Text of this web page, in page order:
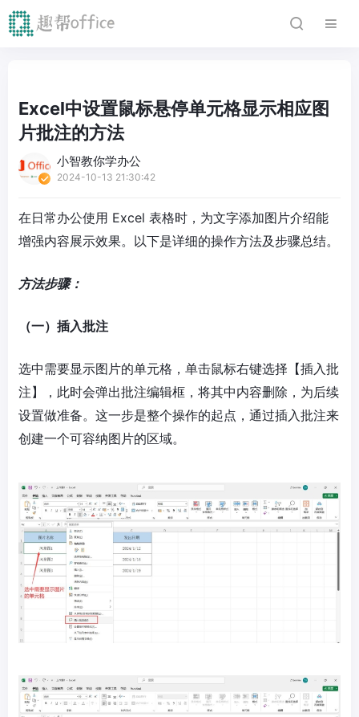
Excel中设置鼠标悬停单元格显示相应图
片批注的方法
小智教你学办公
2024-10-13 21:30:42
在日常办公使用 Excel 表格时，为文字添加图片介绍能
增强内容展示效果。以下是详细的操作方法及步骤总结。
方法步骤：
（一）插入批注
选中需要显示图片的单元格，单击鼠标右键选择【插入批
注】，此时会弹出批注编辑框，将其中内容删除，为后续
设置做准备。这一步是整个操作的起点，通过插入批注来
创建一个可容纳图片的区域。